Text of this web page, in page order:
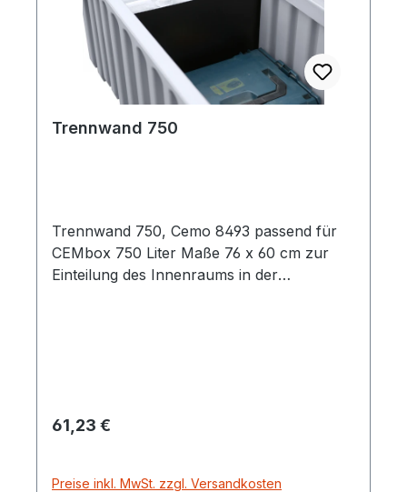
Trennwand 750
Trennwand 750, Cemo 8493 passend für
CEMbox 750 Liter Maße 76 x 60 cm zur
Einteilung des Innenraums in der
Regulärer Preis:
61,23 €
Preise inkl. MwSt. zzgl. Versandkosten